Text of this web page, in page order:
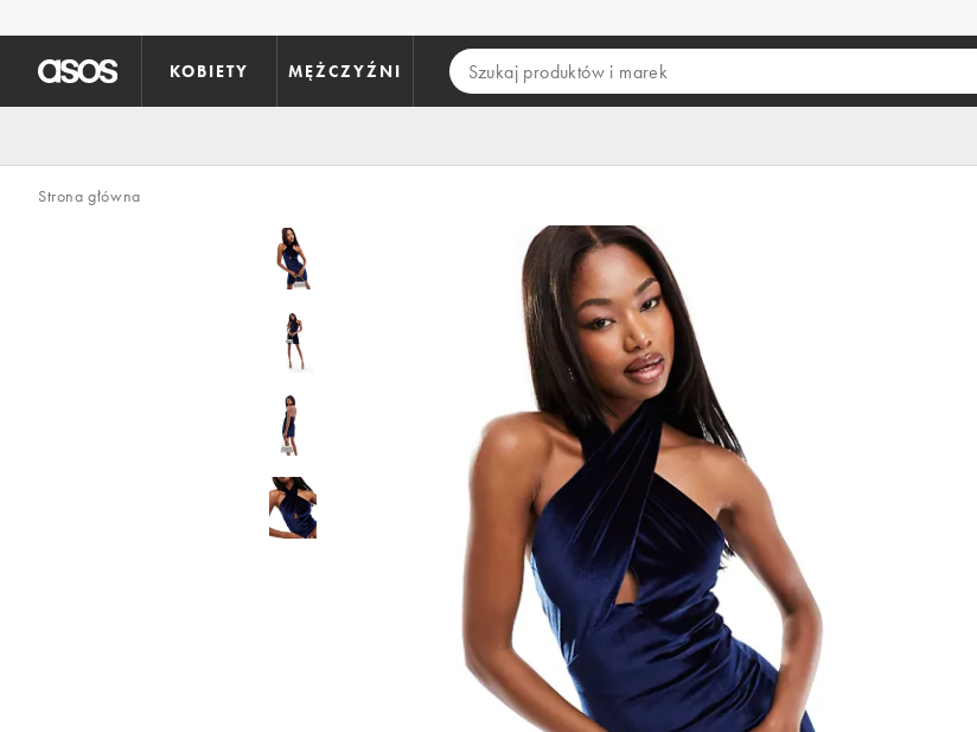
KOBIETY MĘŻCZYŹNI
Strona główna